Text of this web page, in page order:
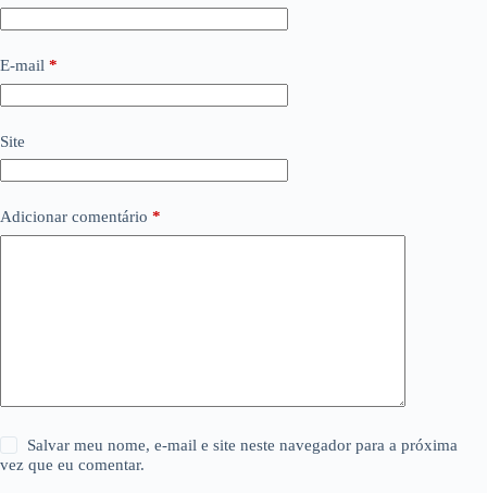
E-mail *
Site
Adicionar comentário *
Salvar meu nome, e-mail e site neste navegador para a próxima
vez que eu comentar.